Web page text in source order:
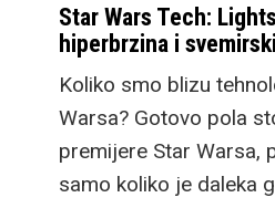
Star Wars Tech:
hiperbrzina i
Koliko smo blizu
Warsa? Gotovo pola
premijere Star Warsa,
samo koliko je daleka